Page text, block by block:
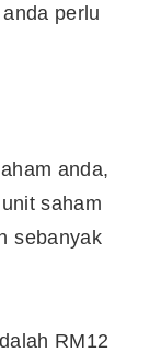
perlu
anda,
saham
sebanyak
RM12